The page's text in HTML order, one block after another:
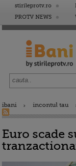
stirileprotv.ro
PROTV NEWS
ibani incontul tau
Euro scade